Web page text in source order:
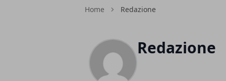
Home Redazione
Redazione